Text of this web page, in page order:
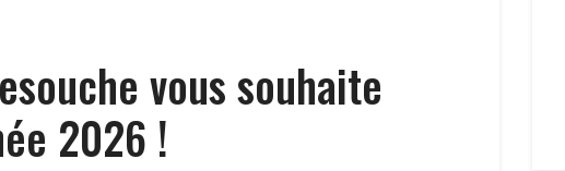
vous souhaite
2026 !